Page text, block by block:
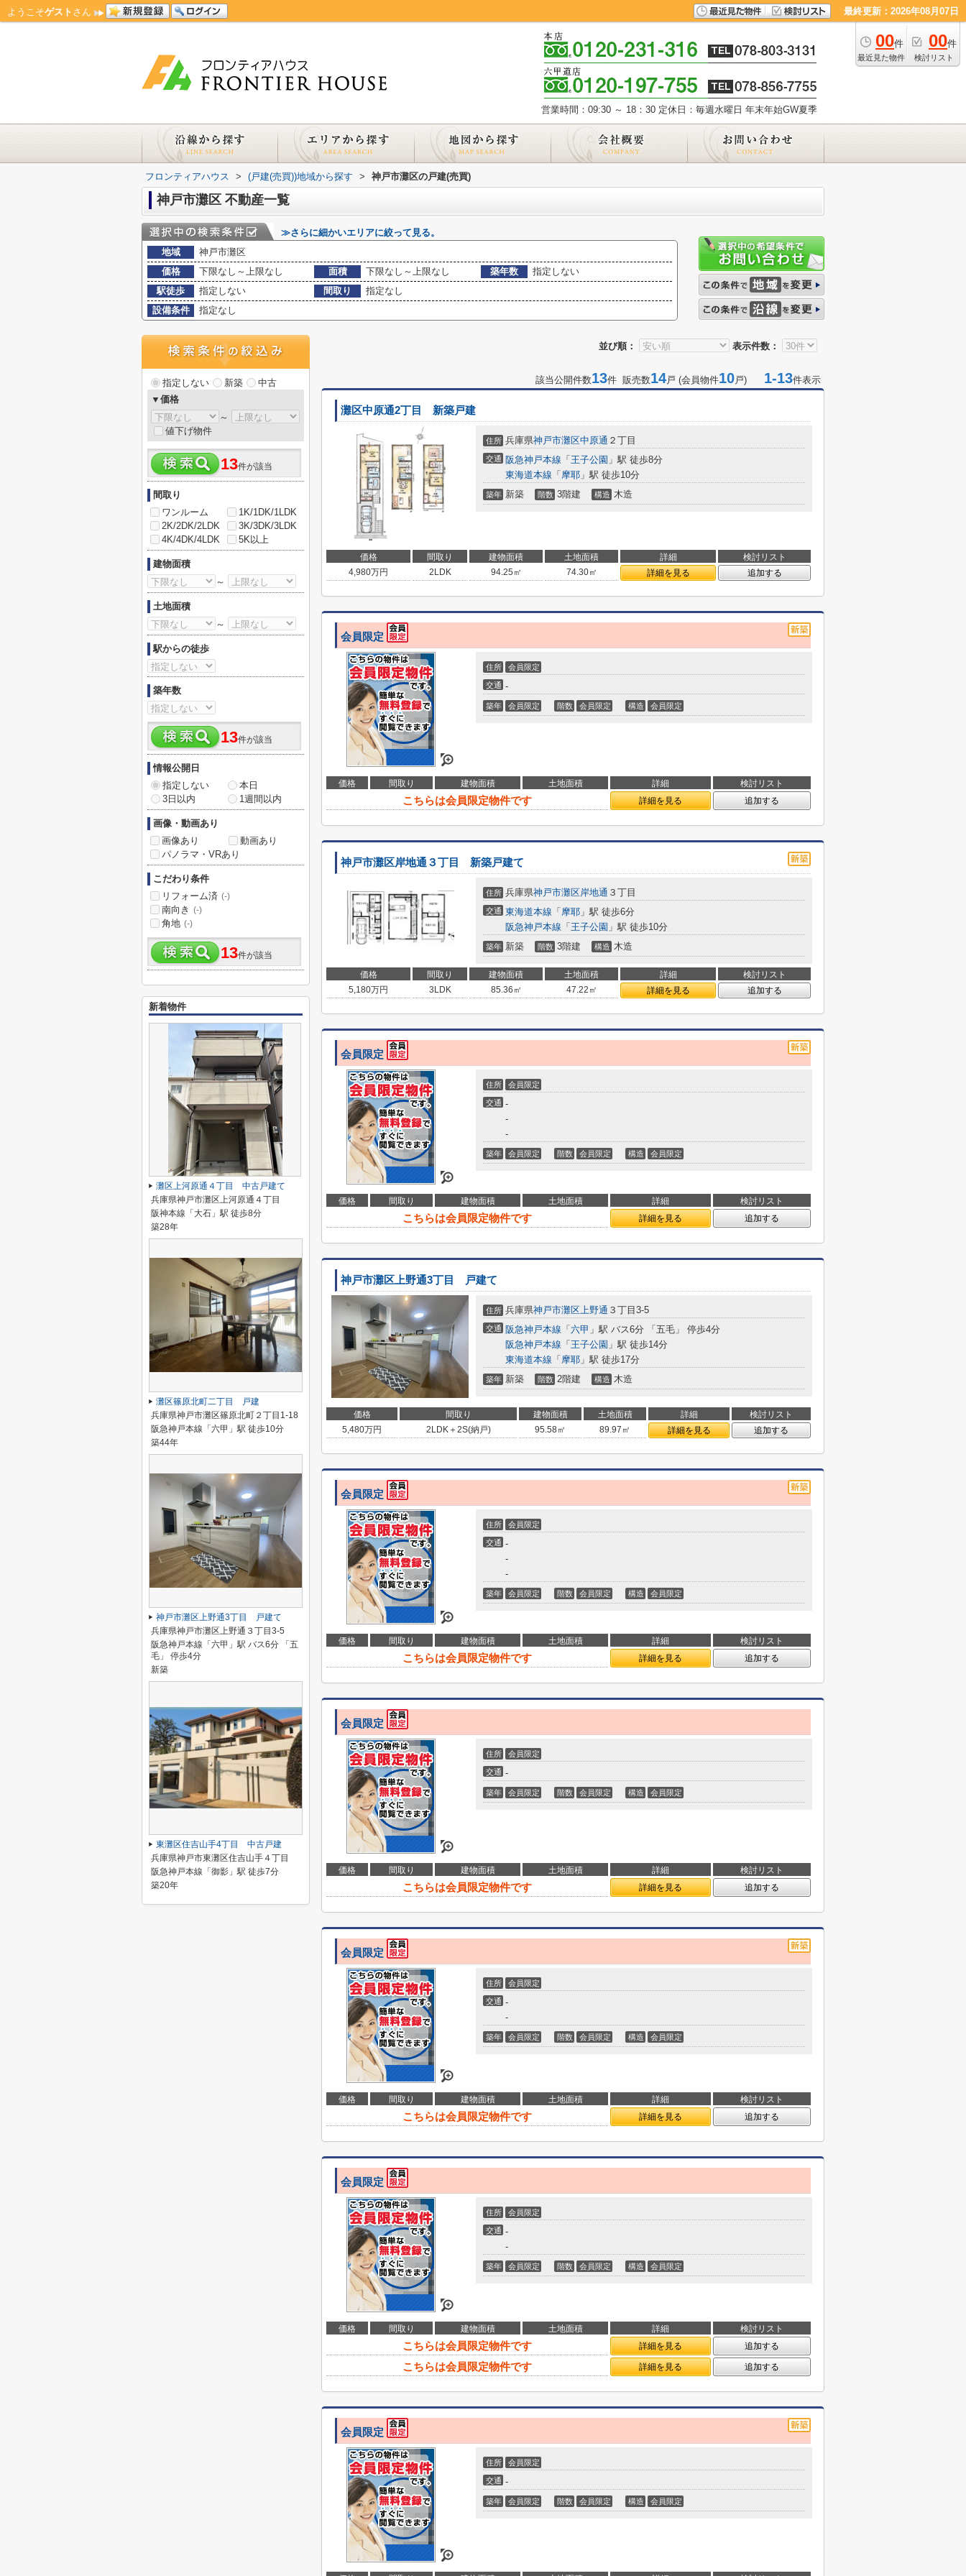
ようこそゲスト さん 最終更新：2026年08月07日
00件
最近見た物件
00件
検討リスト
営業時間：09:30 ～ 18：30 定休日：毎週水曜日 年末年始GW夏季
フロンティアハウス > (戸建(売買))地域から探す > 神戸市灘区の戸建(売買)
神戸市灘区 不動産一覧
≫さらに細かいエリアに絞って見る。
地域
神戸市灘区
価格
下限なし～上限なし 面積 下限なし～上限なし 築年数
指定しない
駅徒歩
指定しない 間取り
指定なし
設備条件
指定なし
並び順： 表示件数：
該当公開件数13件 販売数14戸 (会員物件10戸) 1-13件表示
灘区中原通2丁目 新築戸建
住所 兵庫県神戸市灘区中原通 ２丁目
交通 阪急神戸本線 「 王子公園 」駅 徒歩8分
東海道本線 「 摩耶 」駅 徒歩10分
築年 新築 階数 3階建 構造 木造
価格 間取り 建物面積 土地面積 詳細
検討リスト
4,980万円 2LDK 94.25㎡ 74.30㎡ 詳細を見る 追加する
会員限定
住所 会員限定
交通 -
築年 会員限定 階数 会員限定 構造 会員限定
価格 間取り 建物面積 土地面積 詳細 検討リスト
こちらは会員限定物件です 詳細を見る 追加する
神戸市灘区岸地通３丁目 新築戸建て
住所 兵庫県神戸市灘区岸地通 ３丁目
交通 東海道本線 「 摩耶 」駅 徒歩6分
阪急神戸本線 「 王子公園 」駅 徒歩10分
築年 新築 階数 3階建 構造 木造
価格 間取り 建物面積 土地面積 詳細
検討リスト
5,180万円 3LDK 85.36㎡ 47.22㎡ 詳細を見る 追加する
会員限定
住所 会員限定
交通 -
-
-
築年 会員限定 階数 会員限定 構造 会員限定
価格 間取り 建物面積 土地面積 詳細 検討リスト
こちらは会員限定物件です 詳細を見る 追加する
神戸市灘区上野通3丁目 戸建て
住所 兵庫県神戸市灘区上野通 ３丁目3-5
交通 阪急神戸本線 「 六甲 」駅 バス6分 「五毛」 停歩4分
阪急神戸本線 「 王子公園 」駅 徒歩14分
東海道本線 「 摩耶 」駅 徒歩17分
築年 新築 階数 2階建 構造 木造
価格 間取り 建物面積 土地面積 詳細
検討リスト
5,480万円 2LDK＋2S(納戸) 95.58㎡ 89.97㎡ 詳細を見る 追加する
会員限定
住所 会員限定
交通 -
-
-
築年 会員限定 階数 会員限定 構造 会員限定
価格 間取り 建物面積 土地面積 詳細 検討リスト
こちらは会員限定物件です 詳細を見る 追加する
会員限定
住所 会員限定
交通 -
築年 会員限定 階数 会員限定 構造 会員限定
価格 間取り 建物面積 土地面積 詳細 検討リスト
こちらは会員限定物件です 詳細を見る 追加する
会員限定
住所 会員限定
交通 -
-
築年 会員限定 階数 会員限定 構造 会員限定
価格 間取り 建物面積 土地面積 詳細 検討リスト
こちらは会員限定物件です 詳細を見る 追加する
会員限定
住所 会員限定
交通 -
-
築年 会員限定 階数 会員限定 構造 会員限定
価格 間取り 建物面積 土地面積 詳細 検討リスト
こちらは会員限定物件です 詳細を見る 追加する
こちらは会員限定物件です 詳細を見る 追加する
会員限定
住所 会員限定
交通 -
築年 会員限定 階数 会員限定 構造 会員限定
指定しない 新築
中古
▼価格
～
値下げ物件
13件が該当
間取り
ワンルーム
1K/1DK/1LDK
2K/2DK/2LDK
3K/3DK/3LDK
4K/4DK/4LDK
5K以上
建物面積
～
土地面積
～
駅からの徒歩
築年数
13件が該当
情報公開日
指定しない
本日
3日以内
1週間以内
画像・動画あり
画像あり
動画あり
パノラマ・VRあり
こだわり条件
リフォーム済 (-)
南向き (-)
角地 (-)
13件が該当
新着物件
灘区上河原通４丁目 中古戸建て
兵庫県神戸市灘区上河原通４丁目
阪神本線「大石」駅 徒歩8分
築28年
灘区篠原北町二丁目 戸建
兵庫県神戸市灘区篠原北町２丁目1-18
阪急神戸本線「六甲」駅 徒歩10分
築44年
神戸市灘区上野通3丁目 戸建て
兵庫県神戸市灘区上野通３丁目3-5
阪急神戸本線「六甲」駅 バス6分 「五
毛」 停歩4分
新築
東灘区住吉山手4丁目 中古戸建
兵庫県神戸市東灘区住吉山手４丁目
阪急神戸本線「御影」駅 徒歩7分
築20年